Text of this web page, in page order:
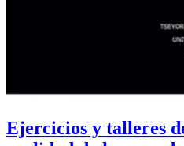
Ejercicios y talleres